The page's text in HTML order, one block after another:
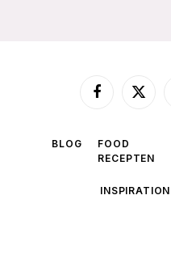
Facebook
X
BLOG
FOOD
RECEPTEN
INSPIRATION